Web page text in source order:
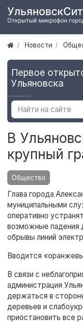
Новости
Первое
Ульяновска
В
крупный
Общество
Глава города
муниципальными
оперативно
возможные падения
обрывы линий
Вводится
В связи с
администрация
держаться в
деревьев и
приостановить все